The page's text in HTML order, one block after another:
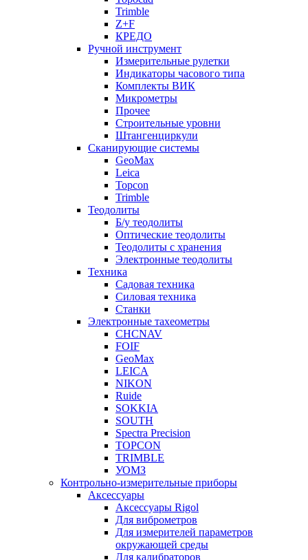
Trimble
Z+F
КРЕДО
Ручной инструмент
Измерительные рулетки
Индикаторы часового типа
Комплекты ВИК
Микрометры
Прочее
Строительные уровни
Штангенциркули
Сканирующие системы
GeoMax
Leica
Topcon
Trimble
Теодолиты
Б/у теодолиты
Оптические теодолиты
Теодолиты с хранения
Электронные теодолиты
Техника
Садовая техника
Силовая техника
Станки
Электронные тахеометры
CHCNAV
FOIF
GeoMax
LEICA
NIKON
Ruide
SOKKIA
SOUTH
Spectra Precision
TOPCON
TRIMBLE
УОМЗ
Контрольно-измерительные приборы
Аксессуары
Аксессуары Rigol
Для виброметров
Для измерителей параметров
окружающей среды
Для калибраторов